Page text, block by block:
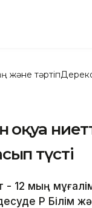
және тәртіп
түсті
- 12 мың
ҚР Білім